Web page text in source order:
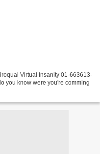
you know were you're comming